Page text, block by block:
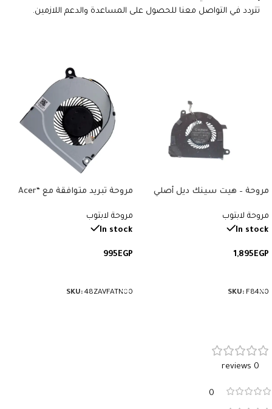
تتردد في التواصل معنا للحصول على المساعدة والدعم اللازمين.
مروحة – هيت سينك ديل أصلي
رقم القطعة: F84N0.
مروحة لابتوب
In stock
1,895EGP
SKU: F84N0
مروحة تبريد متوافقة مع “Acer
A517, A615, A314-31, A315-21, A315-
31”. رقم القطعة: 48ZAVFATN00.
مروحة لابتوب
In stock
995EGP
SKU: 48ZAVFATN00
0 reviews
0